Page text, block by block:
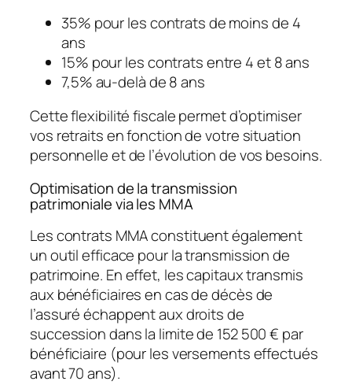
35% pour les contrats de moins de 4
ans
15% pour les contrats entre 4 et 8 ans
7,5% au-delà de 8 ans
Cette flexibilité fiscale permet d’optimiser
vos retraits en fonction de votre situation
personnelle et de l’évolution de vos besoins.
Optimisation de la transmission
patrimoniale via les MMA
Les contrats MMA constituent également
un outil efficace pour la transmission de
patrimoine. En effet, les capitaux transmis
aux bénéficiaires en cas de décès de
l’assuré échappent aux droits de
succession dans la limite de 152 500 € par
bénéficiaire (pour les versements effectués
avant 70 ans).